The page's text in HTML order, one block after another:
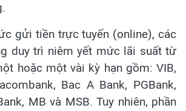
gửi tiền trực tuyến (online), các
duy trì niêm yết mức lãi suất từ
hoặc một vài kỳ hạn gồm: VIB,
Bac A Bank, PGBank,
MB và MSB. Tuy nhiên, phần